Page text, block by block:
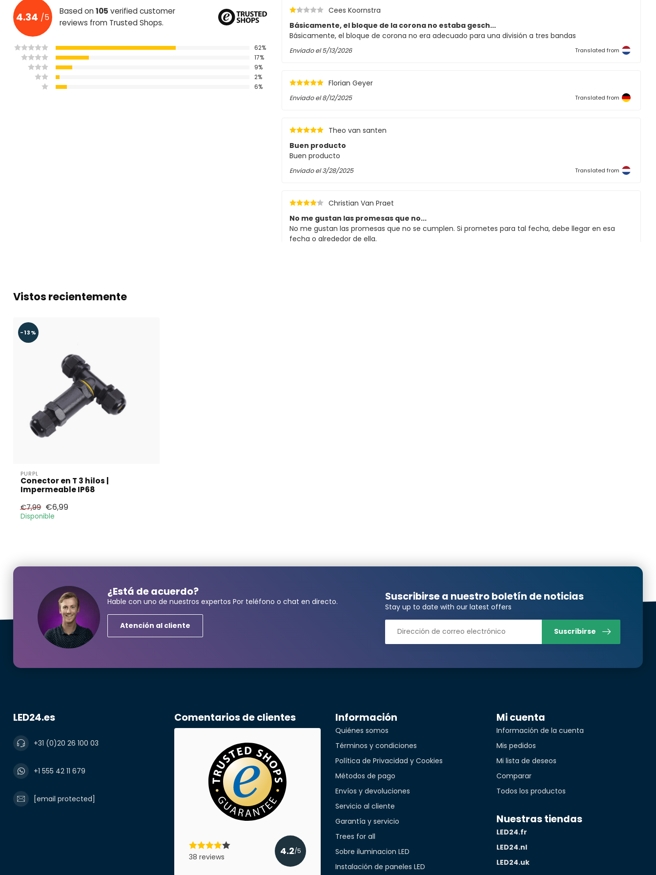
Garantía
4.34 /5
Based on105 verified customer
reviews from Trusted Shops.
62%
17%
9%
2%
6%
Cees Koornstra
Básicamente, el bloque de la corona no estaba gesch...
Básicamente, el bloque de corona no era adecuado para una división a tres bandas
Enviado el5/13/2026 Translated from
Florian Geyer
Enviado el8/12/2025 Translated from
Theo van santen
Buen producto
Buen producto
Enviado el3/28/2025 Translated from
Christian Van Praet
No me gustan las promesas que no...
No me gustan las promesas que no se cumplen. Si prometes para tal fecha, debe llegar en esa
fecha o alrededor de ella.
Buena conexión estanca
Buena conexión estanca
Anonymous
práctico conector de cable. funcionamiento indica
ningún otro sitio. muy práctico
1/10/2024
Anonymous
Conectores de empalme en T
Buena calidad
Enviado el 1/5/2024
Vistos recientemente
-13%
PURPL
Conector en T 3 hilos |
Impermeable IP68
€7,99 €6,99
Disponible
¿Necesita una cantidad mayor?
Nombre y apellidos*
Nombre de la empresa
¿Está de acuerdo?
Hable con uno de nuestros expertos Por teléfono o chat en directo.
Atención al cliente
Suscribirse a nuestro boletín de noticias
Stay up to date with our latest offers
Suscribirse
LED24.es
+31 (0)20 26 100 03
+1 555 42 11 679
[email protected]
Comentarios de clientes
38 reviews
4.2/5
Información
Quiénes somos
Términos y condiciones
Política de Privacidad y Cookies
Métodos de pago
Envíos y devoluciones
Servicio al cliente
Garantía y servicio
Trees for all
Sobre iluminacion LED
Instalación de paneles LED
Mi cuenta
Información de la cuenta
Mis pedidos
Mi lista de deseos
Comparar
Todos los productos
Nuestras tiendas
LED24.fr
LED24.nl
LED24.uk